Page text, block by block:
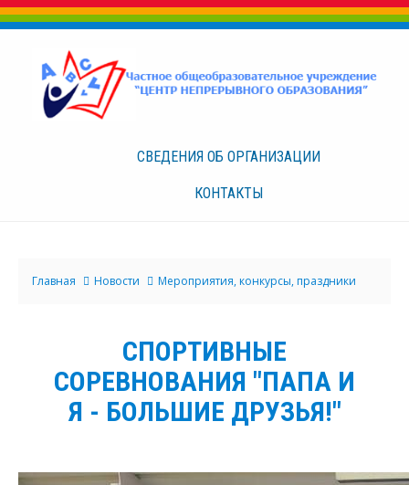
СВЕДЕНИЯ ОБ ОРГАНИЗАЦИИ
КОНТАКТЫ
Главная Новости Мероприятия, конкурсы, праздники
СПОРТИВНЫЕ
СОРЕВНОВАНИЯ "ПАПА И
Я - БОЛЬШИЕ ДРУЗЬЯ!"